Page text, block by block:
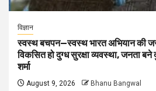
विज्ञान
स्वस्थ बचपन—स्वस्थ भारत अभियान की
विकसित हो दुग्ध सुरक्षा व्यवस्था, जनता बने
शर्मा
August 9, 2026 Bhanu Bangwal